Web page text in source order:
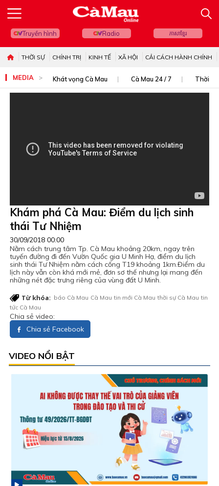
Truyền hình Radio ភាសាខ្មែរ
THỜI SỰ CHÍNH TRỊ KINH TẾ XÃ HỘI CẢI CÁCH HÀNH CHÍNH
MEDIA Khát vọng Cà Mau Cà Mau 24 / 7 Thời sự
Khám phá Cà Mau: Điểm du lịch sinh
thái Tư Nhiệm
30/09/2018 00:00
Nằm cách trung tâm Tp. Cà Mau khoảng 20km, ngay trên
tuyến đường đi đến Vườn Quốc gia U Minh Hạ, điểm du lịch
sinh thái Tư Nhiệm nằm cách cống T19 khoảng 1km.Điểm du
lịch này vẫn còn khá mới mẻ, đơn sơ thế nhưng lại mang đến
những nét đặc trưng riêng của vùng đất U Minh.
Từ khóa: báo Cà Mau Cà Mau tin mới Cà Mau thời sự Cà Mau tin
tức Cà Mau
Chia sẻ video:
Chia sẻ Facebook
VIDEO NỔI BẬT